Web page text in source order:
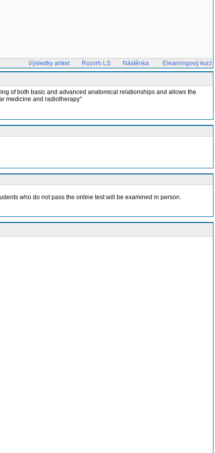
Výsledky anket Rozvrh LS Nástěnka Elearningový kurz
of both basic and advanced anatomical relationships and allows the
medicine and radiotherapy"
who do not pass the online test will be examined in person.